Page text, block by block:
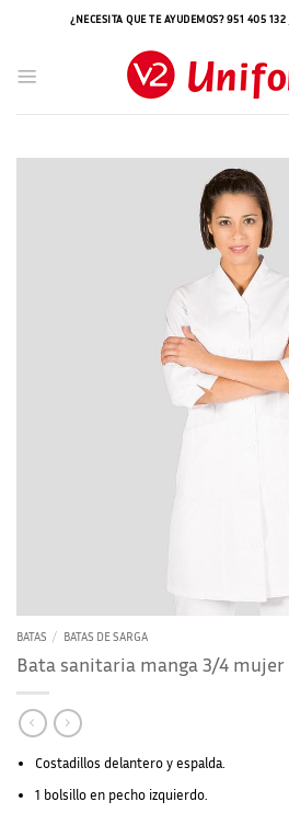
¿NECESITA QUE TE AYUDEMOS? 951 405
BATAS / BATAS DE SARGA
Bata sanitaria manga 3/4 mujer
Costadillos delantero y espalda.
1 bolsillo en pecho izquierdo.